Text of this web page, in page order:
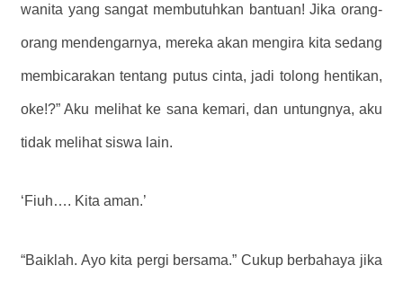
wanita yang sangat membutuhkan bantuan! Jika orang-
orang mendengarnya, mereka akan mengira kita sedang
membicarakan tentang putus cinta, jadi tolong hentikan,
oke!?” Aku melihat ke sana kemari, dan untungnya, aku
tidak melihat siswa lain.
‘Fiuh…. Kita aman.’
“Baiklah. Ayo kita pergi bersama.” Cukup berbahaya jika